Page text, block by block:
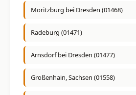
Moritzburg bei Dresden (01468)
Radeburg (01471)
Arnsdorf bei Dresden (01477)
Großenhain, Sachsen (01558)